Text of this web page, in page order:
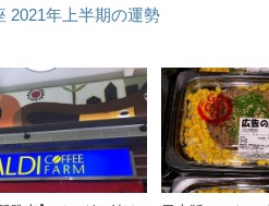
2021年上半期の運勢